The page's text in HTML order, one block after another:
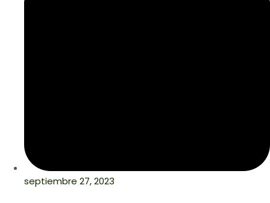
septiembre 27, 2023